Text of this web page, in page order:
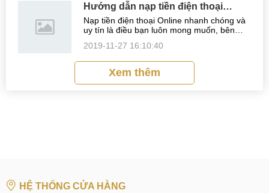
Hướng dẫn nạp tiền điện thoại
Online
Nạp tiền điện thoại Online nhanh chóng và
uy tín là điều bạn luôn mong muốn, bên
giảm giá? Bạn mong muốn điều này, hãy
2019-11-27 16:10:40
Xem thêm
HỆ THỐNG CỬA HÀNG